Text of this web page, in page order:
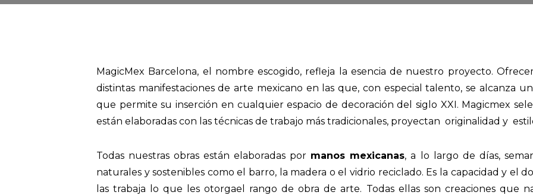
MagicMex Barcelona, el nombre escogido, refleja la esencia de nuestro proyecto.
distintas manifestaciones de arte mexicano en las que, con especial talento, se alcanza
que permite su inserción en cualquier espacio de decoración del siglo XXI. Magicmex
están elaboradas con las técnicas de trabajo más tradicionales, proyectan originalidad y
Todas nuestras obras están elaboradas por manos mexicanas, a lo largo de días,
naturales y sostenibles como el barro, la madera o el vidrio reciclado. Es la capacidad y el
las trabaja lo que les otorgael rango de obra de arte. Todas ellas son creaciones que